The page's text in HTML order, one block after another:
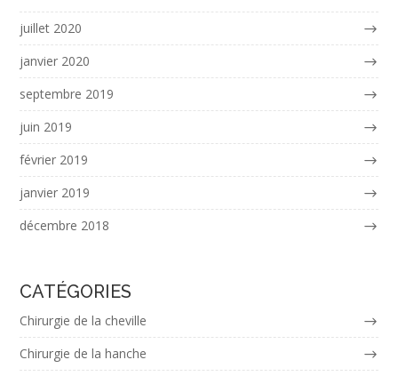
juillet 2020
janvier 2020
septembre 2019
juin 2019
février 2019
janvier 2019
décembre 2018
CATÉGORIES
Chirurgie de la cheville
Chirurgie de la hanche